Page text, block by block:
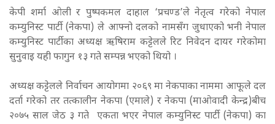
केपी शर्मा ओली र पुष्पकमल दाहाल ‘प्रचण्ड’ले नेतृत्व गरेको नेपाल
कम्युनिस्ट पार्टी (नेकपा) ले आफ्नो दलको नामसँग जुधाएको भनी नेपाल
कम्युनिस्ट पार्टीका अध्यक्ष ऋषिराम कट्टेलले रिट निवेदन दायर गरेकोमा
सुनुवाइ यही फागुन १३ गते सम्पन्न भएको थियो ।
अध्यक्ष कट्टेलले निर्वाचन आयोगमा २०६९ मा नेकपाका नाममा आफूले दल
दर्ता गरेको तर तत्कालीन नेकपा (एमाले) र नेकपा (माओवादी केन्द्र)बीच
२०७५ साल जेठ ३ गते एकता भएर नेपाल कम्युनिस्ट पार्टी (नेकपा) का